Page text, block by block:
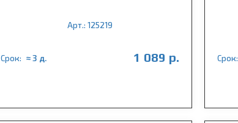
Арт.: 125219
Срок: ≈ 3 д. 1 089 р. Срок: